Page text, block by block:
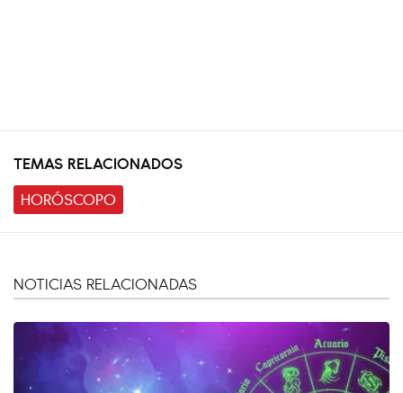
TEMAS RELACIONADOS
HORÓSCOPO
NOTICIAS RELACIONADAS